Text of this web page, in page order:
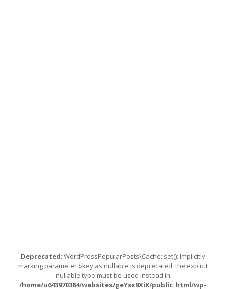
Deprecated: WordPressPopularPosts\Cache::set(): Implicitly
marking parameter $key as nullable is deprecated, the explicit
nullable type must be used instead in
/home/u643970384/websites/geYsx9XiK/public_html/wp-